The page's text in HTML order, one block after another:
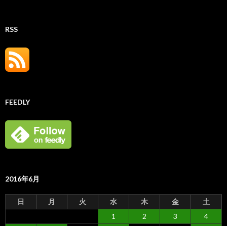
RSS
FEEDLY
2016年6月
日 月 火 水 木 金 土
1 2 3
4